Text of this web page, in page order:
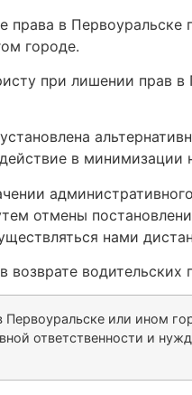
права в
городе.
при лишении прав в
в
отмены
нами
водительских
или ином
ответственности и